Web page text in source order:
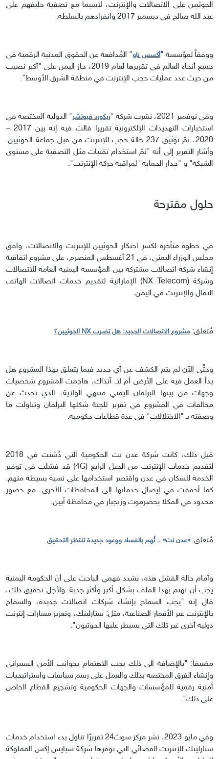
الحوثيين على الاتصالات والإنترنت، لاسيما مع تصفية حليفهم علي
عبد الله صالح في ديسمبر 2017 وانفرادهم بالسلطة.
ووفقاً لمؤسسة "أكسس ناو" المُدافعة عن الحقوق المدنية الرقمية في
جميع أنحاء العالم في تقريرها لعام 2019، حاز اليمن على "أكبر نصيب
من حيث عدد عمليات حجب الإنترنت في منطقة الشرق الأوسط".
وفي نوفمبر 2021، نشرت شركة " ريكورد فيوتشر " الدولية المختصة في
استخبارات التهديدات الإلكترونية تقريرا قالت فيه إنه بين 2017 –
2020، تمّ توثيق 237 حالة حجب للإنترنت من قبل جماعة الحوثيين.
وأشار التقرير إلى أنه "تمّ استخدام تقنيات مثل التصفية على مستوى
الشبكة" و "جدار الحماية" لمراقبة حركة الإنترنت".
حلول مقترحة
في خطوة متأخرة لكسر احتكار الحوثيين للإنترنت والاتصالات، وافق
مجلس الوزراء اليمني، في 21 أغسطس المنصرم، على مشروع اتفاقية
إنشاء شركة اتصالات مشتركة بين المؤسسة اليمنية العامة للاتصالات
وشركة (NX Telecom) الإماراتية لتقديم خدمات اتصالات الهاتف
النقال والإنترنت في اليمن.
مُتعلق: مشروع الاتصالات الجديد: هل تضرب NX الحوثيين؟
وحتَّى الآن لم يتم الكشف عن أي جديد فيما يتعلق بهذا المشروع هل
بدأ العمل فيه على الأرض أم لا. آنذاك، هاجمت المشروع شخصيات
وجهات من بينها البرلمان اليمني منتهي الولاية، الذي تحدث عن
مخالفات في المشروع في تقرير للجنة شكلها البرلمان وتناولت ما
وصفته بـ "الاختلالات" في عدة قطاعات حكومية.
قبل ذلك، كانت شركة عدن نت الحكومية التي دُشنت في 2018
لتقديم خدمات الإنترنت من الجيل الرابع (4G) قد فشلت في توفير
الخدمة للسكان في عدن واقتصر استخدامها على نسبة بسيطة منهم.
كما أخفقت في إيصال خدماتها إلى المحافظات الأخرى، مع حضور
محدود في المكلا بحضرموت وزنجبار في محافظة أبين.
مُتعلق:«عدن نت» .. تُهم بالفساد ووعود جديدة تنتظر التحقيق
وأمام حالة الفشل هذه، يشدد فهمي الباحث على أنَ الحكومة اليمنية
يجب أن تهتم بهذا الملف بشكل أكبر وأكثر جدية. ولأجل تحقيق ذلك،
قال إنه "يجب السماح بإنشاء شركات اتصالات جديدة، والسماح
بالإنترنت عبر الأقمار الصناعية، مثل: ستارلينك، وتعزيز مسارات إنترنت
دولية أخرى غير تلك التي يسيطر عليها الحوثيون".
مضيفا: "بالإضافة الى ذلك يجب الاهتمام بجوانب الأمن السيبراني
وإنشاء الفرق المختصة بذلك والعمل على رسم سياسات واستراتيجيات
أمنية رقمية للمؤسسات والجهات الحكومية وتشجيع القطاع الخاص
على ذلك".
وفي مايو 2023، نشر مركز سوث24 تقريرًا تناول بدء استخدام خدمات
ستارلينك للإنترنت الفضائي التي توفرها شركة سبايس إكس المملوكة